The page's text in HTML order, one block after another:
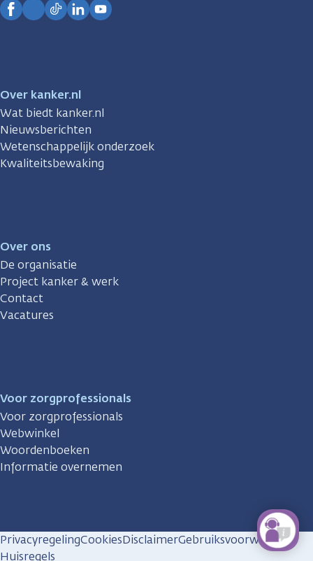
Over kanker.nl
Wat biedt kanker.nl
Nieuwsberichten
Wetenschappelijk onderzoek
Kwaliteitsbewaking
Over ons
De organisatie
Project kanker & werk
Contact
Vacatures
Voor zorgprofessionals
Voor zorgprofessionals
Webwinkel
Woordenboeken
Informatie overnemen
PrivacyregelingCookiesDisclaimerGebruiksvoorwaarden
Huisregels